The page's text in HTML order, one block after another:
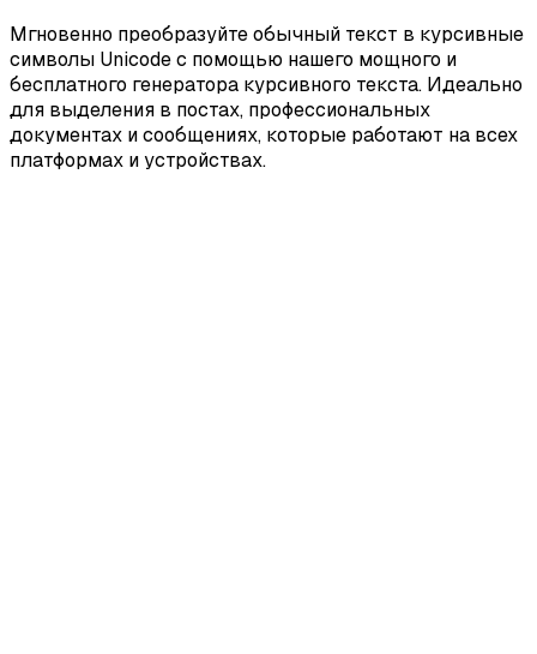
Мгновенно преобразуйте обычный текст в курсивные
символы Unicode с помощью нашего мощного и
бесплатного генератора курсивного текста. Идеально
для выделения в постах, профессиональных
документах и сообщениях, которые работают на всех
платформах и устройствах.